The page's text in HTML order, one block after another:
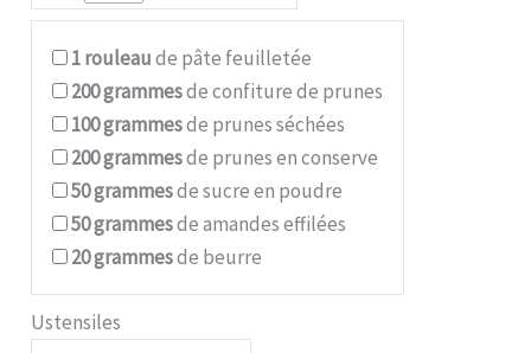
1rouleaude pâte feuilletée
200grammesde confiture de prunes
100grammesde prunes séchées
200grammesde prunes en conserve
50grammesde sucre en poudre
50grammesde amandes effilées
20grammesde beurre
Ustensiles